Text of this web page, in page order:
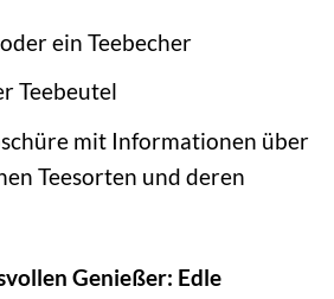
ein Teebecher
Teebeutel
mit Informationen über
Teesorten und deren
Genießer: Edle